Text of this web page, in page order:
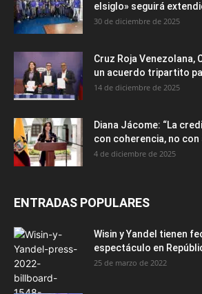
elsiglo» seguirá
30 de diciembre de 2025
Cruz Roja Venezolana,
un acuerdo tripartito
14 de diciembre de 2025
Diana Jácome: “La
con coherencia, no con
4 de diciembre de 2025
ENTRADAS POPULARES
Wisin y Yandel tienen
espectáculo en
25 de marzo de 2022